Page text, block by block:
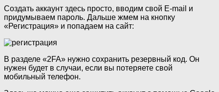
Создать аккаунт здесь просто, вводим свой E-mail и
придумываем пароль. Дальше жмем на кнопку
«Регистрация» и попадаем на сайт:
В разделе «2FA» нужно сохранить резервный код. Он
нужен будет в случаи, если вы потеряете свой
мобильный телефон.